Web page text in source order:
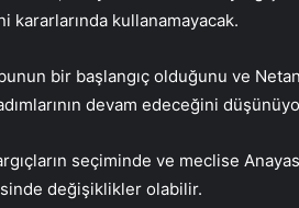
kararlarında kullanamayacak.
bir başlangıç ​​olduğunu ve
devam edeceğini
seçiminde ve meclise
değişiklikler olabilir.